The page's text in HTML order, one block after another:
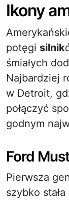
Ikony
potęgi silnik
śmiałych
Najbardziej
w Detroit,
połączyć
godnym
Ford
Pierwsza
szybko